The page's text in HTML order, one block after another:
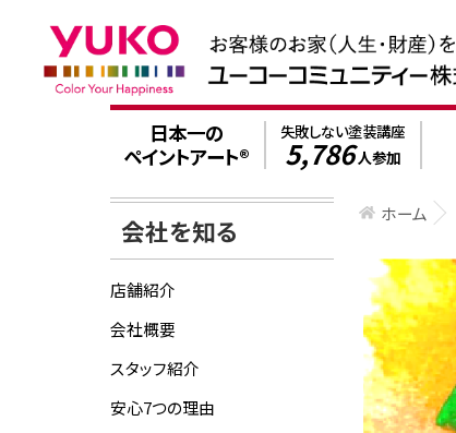
日本一の
ペイントアート®
失敗しない塗装講座
5,786人参加
ホーム
会社を知る
店舗紹介
会社概要
スタッフ紹介
安心7つの理由